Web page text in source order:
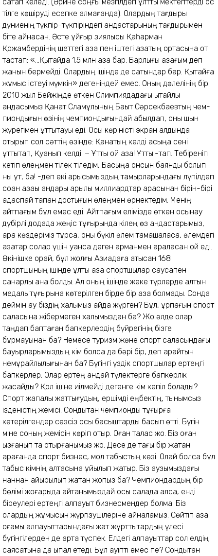
тілге көшіруді есепке алмағанда). Олардың тағдыры
дүниенің түкпір-түкпіріндегі қандастарының тағдырымен
біте қайнасқан. Әсте ұйғыр зиялысы Қаһарман
Қожамбердінің шеттегі қазақ пен іштегі қазақтың ортасына от
тастап: «...Қытайда 1.5 млн қазақ бар. Барлығы қазағым деп
жанын бермейді. Олардың ішінде де сатқындар бар. Қытайға
жұмыс істеуі мүмкін» дегеніндей емес. Оның дәлелінің бірі
2010 жыл Бейжіңде өткен Олимпиядадағы қытайлық
қандасымыз Қанат Сламұлының Бақыт Сәрсекбаевтың чем­
пион­дығын өзінің чемпиондығындай қабыл­дап, оны шын
жүрегімен құттықтауы еді. Осы көріністі экран алдында
отырып сол сәттің өзінде: Қанатың келді қасыңа сені
құттықтап, Қуанып келді: − Ұттық қой қазақ! Ұттық!-тап. Тебіреніп
кетіп өлеңмен тілек тіледім, Басыңа қонсын баянды болып
нық құт, бақ! -деп екі арысымыздың тамырларындағы лүпілдеп
соққан қазақы қандары арқылы миллиардтар арасынан бірін-бірі
адаспай тапқан достығын өлеңмен өрнектедім. Менің
айтпағым бұл емес еді. Айтпағым елімізде өткен осынау
дүбірлі додада жеңіс тұғырында кілең өз қандастарымыз,
қара көздеріміз тұрса, оны бүкіл әлем тамашаласа, әлемдегі
қазақтар солар үшін қуанса деген арманмен араласқан ой еді.
Өкінішке орай, бұл жолғы Азиадаға қатысқан 168
спортшының ішінде ұлты қазақ спортшылар саусақпен
санарлық қана болды. Ал оның ішінде жеке түрлерде алтын
медаль тұғырына көтерілген бірде бір қазақ болмады. Сонда
деймін ау біздің халқымыз қайда жүрген? Бұл, ұрпағын спорт
саласына жібермеген халқымыздан ба? Жоқ әлде олар
таңдап баптаған бапкерлердің бүйрегінің бізге
бұрмауынан ба? Немесе туризм және спорт саласындағы
бауырларымыздың кім болса да бәрі бір, деп қарайтын
немқұрайлылығынан ба? Бүгінгі үздік спортшылар ертеңгі
бапкерлер. Олар ертең қандай түлектерге бапкерлік
жасайды? Қол ішіне иілмейді дегенге кім кепіл болады?
Спорт жапалы жаттығудың, ершімді еңбектің, тынымсыз
ізденістің жемісі. Сондық­тан чемпиондық тұғырға
көтерілгендер сөзсіз осы басқыштарды басып өтті. Бүгін
міне соның жемісін көріп отыр. Оған талас жоқ. Біз оған
қызғанып та отырғанымыз жоқ. Десе де тағы бір жақтан
қарағанда спорт бизнес, мол табыстың көзі. Олай болса бұл
табыс кімнің қалтасына құйылып жатыр. Біз аузымыздағы
наннан айырылып жатқан жоқпыз ба? Чемпиондардың бір
бөлімі жоғарыда айтқанымыздай осы салада қалса, енді
біреулері ертеңгі алпауыт бизнесмендер болмақ. Біз
олардың жұмысын жүргізушілеріне айналамыз. Сөйтіп қазақ
қоғамы алпауыттарындағы жат жұрттықтардың үлесі
бүгінгілерден де арта түспек. Елдегі алпауыттар сол елдің
саясатына да ықпал етеді. Бұл қауіпті емес пе? Сондықтан